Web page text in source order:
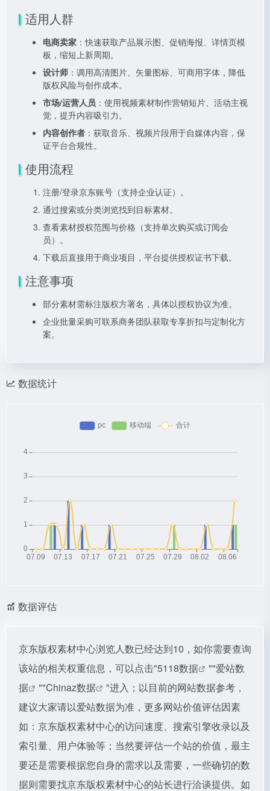
适用人群
电商卖家 ：快速获取产品展示图、促销海报、详情页模
板，缩短上新周期。
设计师 ：调用高清图片、矢量图标、可商用字体，降低
版权风险与创作成本。
市场/运营人员 ：使用视频素材制作营销短片、活动主视
觉，提升内容吸引力。
内容创作者 ：获取音乐、视频片段用于自媒体内容，保
证平台合规性。
使用流程
注册/登录京东账号（支持企业认证）。
通过搜索或分类浏览找到目标素材。
查看素材授权范围与价格（支持单次购买或订阅会
员）。
下载后直接用于商业项目，平台提供授权证书下载。
注意事项
部分素材需标注版权方署名，具体以授权协议为准。
企业批量采购可联系商务团队获取专享折扣与定制化方
案。
数据统计
数据评估
京东版权素材中心浏览人数已经达到10，如你需要查询
该站的相关权重信息，可以点击"5118数据 ""爱站数
据
""Chinaz数据
"进入；以目前的网站数据参考，
建议大家请以爱站数据为准，更多网站价值评估因素
如：京东版权素材中心的访问速度、搜索引擎收录以及
索引量、用户体验等；当然要评估一个站的价值，最主
要还是需要根据您自身的需求以及需要，一些确切的数
据则需要找京东版权素材中心的站长进行洽谈提供。如